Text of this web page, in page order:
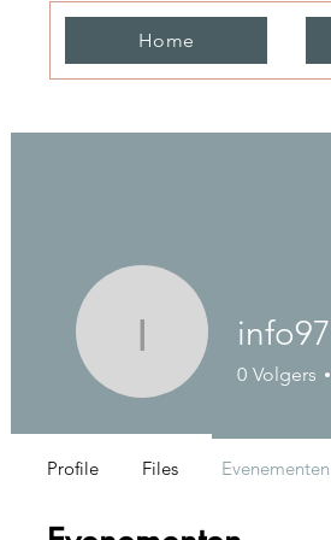
Home
0 Volgers
Profile Files Evenementen